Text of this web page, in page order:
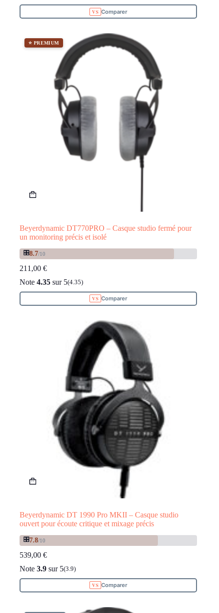
Comparer
⭐ PREMIUM
Beyerdynamic DT770PRO – Casque studio fermé pour
un monitoring précis et isolé
🎛️8.7/10
211,00 €
Note 4.35 sur 5(4.35)
Comparer
Beyerdynamic DT 1990 Pro MKII – Casque studio
ouvert pour écoute critique et mixage précis
🎛️7.8/10
539,00 €
Note 3.9 sur 5(3.9)
Comparer